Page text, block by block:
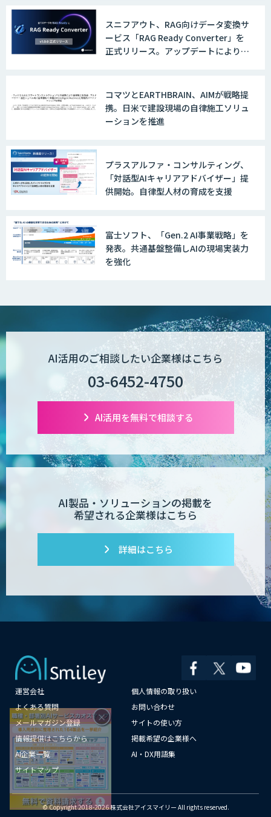
TERAS AIカメラソリューション
AI・DXコンサルティング伴走支援サービ
FUNNELシリーズ
AI受託開発（データ分析・画像認識）
析総合ソリューション
デジパーク
デジフロー
大型車専用 巻き込み警告システム SEES-
1000シリーズ
Neural Network Console
DEEPS
スニフアウト、RAG向けデータ変換サ
ービス「RAG Ready Converter」を
正式リリース。アップデートにより変
コマツとEARTHBRAIN、AIMが戦略提
携。日米で建設現場の自律施工ソリュ
ーションを推進
プラスアルファ・コンサルティング、
「対話型AIキャリアアドバイザー」提
供開始。自律型人材の育成を支援
富士ソフト、「Gen.2 AI事業戦略」を
発表。共通基盤整備しAIの現場実装力
を強化
AI活用のご相談したい企業様はこちら
03-6452-4750
AI活用を無料で相談する
AI製品・ソリューションの掲載を
希望される企業様はこちら
詳細はこちら
運営会社
個人情報の取り扱い
よくある質問
お問い合わせ
メールマガジン登録
サイトの使い方
情報提供はこちらから
掲載希望の企業様へ
AI企業一覧
AI・DX用語集
サイトマップ
© Copyright 2018-2026 株式会社アイスマイリー All rights reserved.
×